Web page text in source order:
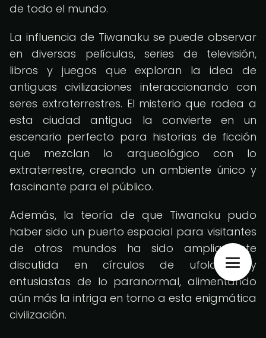
de todo el mundo.
La influencia de Tiwanaku se puede observar
en diversas películas, series de televisión,
libros y juegos que exploran la idea de
antiguas civilizaciones interaccionando con
seres extraterrestres. El misterio que rodea a
esta ciudad antigua la convierte en un
escenario perfecto para historias de ficción
que mezclan lo arqueológico con lo
extraterrestre, creando un ambiente único y
fascinante para el público.
Además, la teoría de que Tiwanaku pudo
haber sido un puerto espacial para visitantes
de otros mundos ha sido ampliamente
discutida en círculos de ufología y
entusiastas de lo paranormal, alimentando
aún más la intriga en torno a esta enigmática
civilización.